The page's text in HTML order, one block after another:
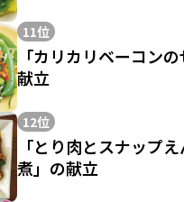
11位
「カリカリベーコン
献立
12位
「とり肉とスナップ
煮」の献立